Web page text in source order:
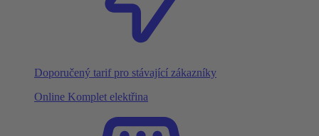
Doporučený tarif pro stávající zákazníky
Online Komplet elektřina